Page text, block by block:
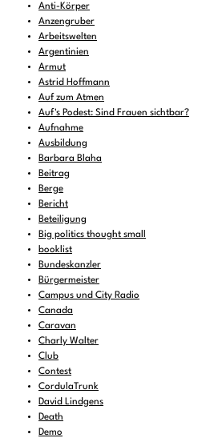
Anti-Körper
Anzengruber
Arbeitswelten
Argentinien
Armut
Astrid Hoffmann
Auf zum Atmen
Auf's Podest: Sind Frauen sichtbar?
Aufnahme
Ausbildung
Barbara Blaha
Beitrag
Berge
Bericht
Beteiligung
Big politics thought small
booklist
Bundeskanzler
Bürgermeister
Campus und City Radio
Canada
Caravan
Charly Walter
Club
Contest
CordulaTrunk
David Lindgens
Death
Demo